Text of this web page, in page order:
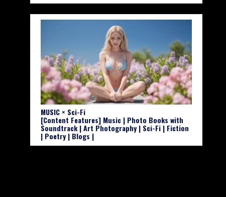
MUSIC × Sci-Fi
[Content Features] Music | Photo Books with
Soundtrack | Art Photography | Sci-Fi | Fiction
| Poetry | Blogs |